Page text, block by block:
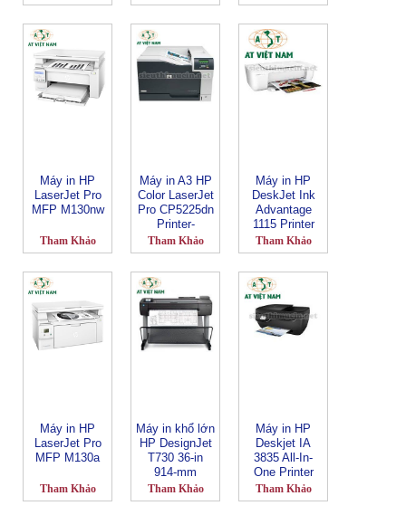
Máy in HP
LaserJet Pro
MFP M130nw
Tham Khảo
Máy in A3 HP
Color LaserJet
Pro CP5225dn
Printer-
CE712A
Tham Khảo
Máy in HP
DeskJet Ink
Advantage
1115 Printer
Tham Khảo
Máy in HP
LaserJet Pro
MFP M130a
Tham Khảo
Máy in khổ lớn
HP DesignJet
T730 36-in
914-mm
Printer
F9A29A
Tham Khảo
Máy in HP
Deskjet IA
3835 All-In-
One Printer
Tham Khảo